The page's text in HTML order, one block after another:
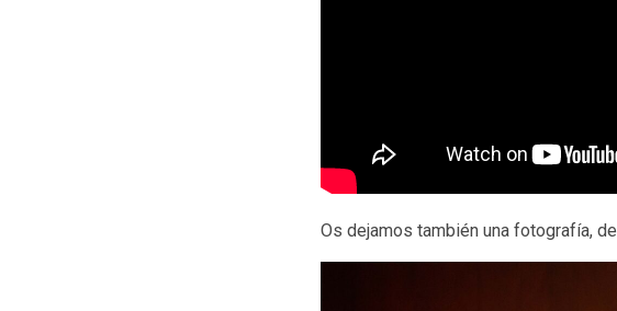
Os dejamos también una fotografía, de